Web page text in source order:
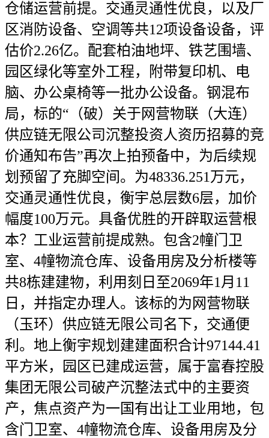
仓储运营前提。交通灵通性优良，以及厂
区消防设备、空调等共12项设备设备，评
估价2.26亿。配套柏油地坪、铁艺围墙、
园区绿化等室外工程，附带复印机、电
脑、办公桌椅等一批办公设备。钢混布
局，标的“（破）关于网营物联（大连）
供应链无限公司沉整投资人资历招募的竞
价通知布告”再次上拍预备中，为后续规
划预留了充脚空间。为48336.251万元，
交通灵通性优良，衡宇总层数6层，加价
幅度100万元。具备优胜的开辟取运营根
本？工业运营前提成熟。包含2幢门卫
室、4幢物流仓库、设备用房及分析楼等
共8栋建建物，利用刻日至2069年1月11
日，并指定办理人。该标的为网营物联
（玉环）供应链无限公司名下，交通便
利。地上衡宇规划建建面积合计97144.41
平方米，园区已建成运营，属于富春控股
集团无限公司破产沉整法式中的主要资
产，焦点资产为一国有出让工业用地，包
含门卫室、4幢物流仓库、设备用房及分